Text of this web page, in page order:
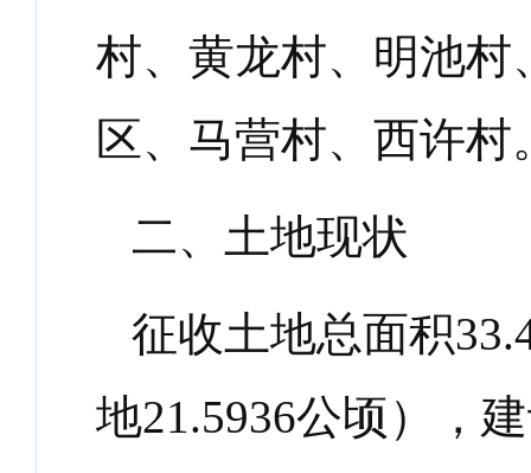
村、黄龙村、明池
区、马营村、西许
二、土地现状
征收土地总面积
地21.5936公顷），